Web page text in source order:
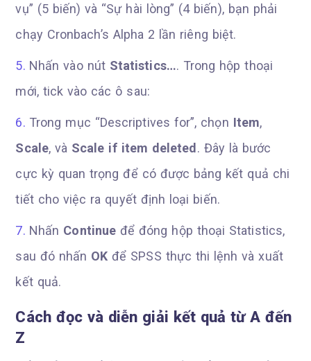
vụ” (5 biến) và “Sự hài lòng” (4 biến), bạn phải
chạy Cronbach’s Alpha 2 lần riêng biệt.
Nhấn vào nút Statistics…. Trong hộp thoại
mới, tick vào các ô sau:
Trong mục “Descriptives for”, chọn Item,
Scale, và Scale if item deleted. Đây là bước
cực kỳ quan trọng để có được bảng kết quả chi
tiết cho việc ra quyết định loại biến.
Nhấn Continue để đóng hộp thoại Statistics,
sau đó nhấn OK để SPSS thực thi lệnh và xuất
kết quả.
Cách đọc và diễn giải kết quả từ A đến
Z